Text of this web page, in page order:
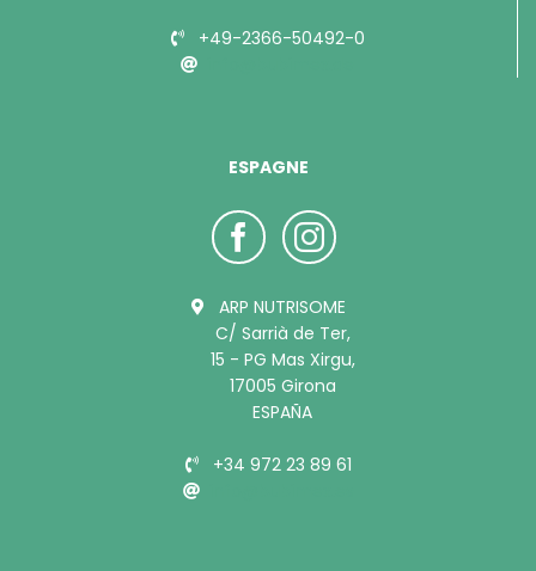
+49-2366-50492-0
ESPAGNE
ARP NUTRISOME
C/ Sarrià de Ter,
15 - PG Mas Xirgu,
17005 Girona
ESPAÑA
+34 972 23 89 61